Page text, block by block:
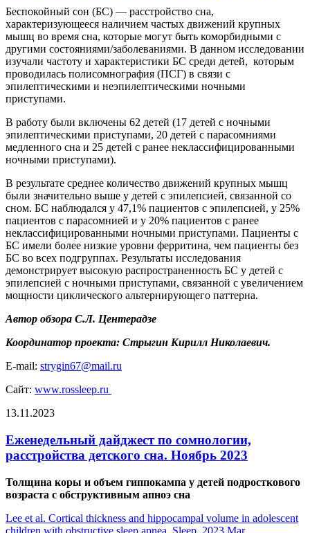
Беспокойный сон (БС) — расстройство сна,
характеризующееся наличием частых движений крупных
мышц во время сна, которые могут быть коморбидными с
другими состояниями/заболеваниями. В данном исследовании
изучали частоту и характеристики БС среди детей, которым
проводилась полисомнография (ПСГ) в связи с
эпилептическими и неэпилептическими ночными
приступами.
В работу были включены 62 детей (17 детей с ночными
эпилептическими приступами, 20 детей с парасомниями
медленного сна и 25 детей с ранее неклассифицированными
ночными приступами).
В результате среднее количество движений крупных мышц
были значительно выше у детей с эпилепсией, связанной со
сном. БС наблюдался у 47,1% пациентов с эпилепсией, у 25%
пациентов с парасомнией и у 20% пациентов с ранее
неклассифицированными ночными приступами. Пациенты с
БС имели более низкие уровни ферритина, чем пациенты без
БС во всех подгруппах. Результаты исследования
демонстрирует высокую распространенность БС у детей с
эпилепсией с ночными приступами, связанной с увеличением
мощности циклического альтернирующего паттерна.
Автор обзора С.Л. Центерадзе
Координатор проекта: Стрыгин Кирилл Николаевич.
E-mail: strygin67@mail.ru
Сайт: www.rossleep.ru
13.11.2023
Еженедельный дайджест по сомнологии,
расстройства детского сна. Ноябрь 2023
Толщина коры и объем гиппокампа у детей подросткового
возраста с обструктивным апноэ сна
Lee et al. Cortical thickness and hippocampal volume in adolescent
children with obstructive sleep apnea. Sleep. 2023 Mar